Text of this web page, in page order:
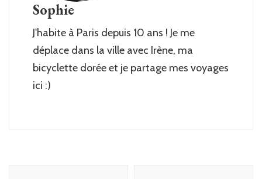
Sophie
J'habite à Paris depuis 10 ans ! Je me
déplace dans la ville avec Irène, ma
bicyclette dorée et je partage mes voyages
ici :)